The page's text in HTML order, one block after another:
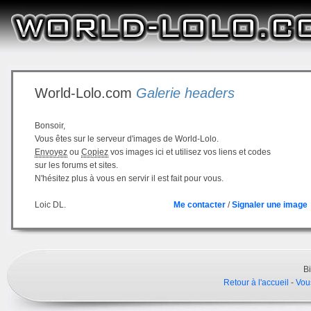
World-Lolo.com Galerie headers
Bonsoir,
Vous êtes sur le serveur d'images de World-Lolo.
Envoyez ou Copiez vos images ici et utilisez vos liens et codes
sur les forums et sites.
N'hésitez plus à vous en servir il est fait pour vous.
Loic DL. Me contacter /Signaler une image
Retour à l'accueil -